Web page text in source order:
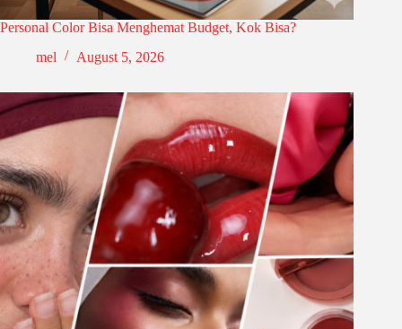
Personal Color Bisa Menghemat Budget, Kok Bisa?
mel
August 5, 2026